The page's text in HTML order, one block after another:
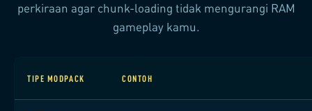
perkiraan agar chunk-loading tidak mengurangi RAM
gameplay kamu.
TIPE MODPACK CONTOH